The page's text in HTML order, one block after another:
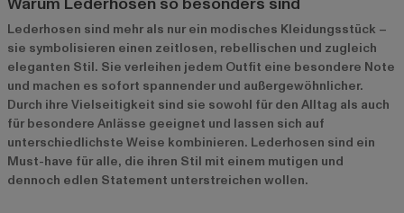
Lederhosen sind mehr als nur ein modisches Kleidungsstück –
sie symbolisieren einen zeitlosen, rebellischen und zugleich
eleganten Stil. Sie verleihen jedem Outfit eine besondere Note
und machen es sofort spannender und außergewöhnlicher.
Durch ihre Vielseitigkeit sind sie sowohl für den Alltag als auch
für besondere Anlässe geeignet und lassen sich auf
unterschiedlichste Weise kombinieren. Lederhosen sind ein
Must-have für alle, die ihren Stil mit einem mutigen und
dennoch edlen Statement unterstreichen wollen.